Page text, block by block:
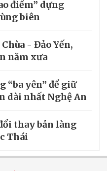
điểm” dựng
biên
- Đảo Yến,
năm xưa
“ba yên” để giữ
dài nhất Nghệ An
thay bản làng
Thái